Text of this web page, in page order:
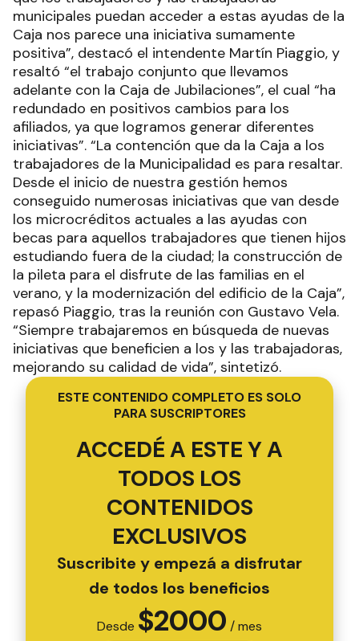
municipales puedan acceder a estas ayudas de la
Caja nos parece una iniciativa sumamente
positiva”, destacó el intendente Martín Piaggio, y
resaltó “el trabajo conjunto que llevamos
adelante con la Caja de Jubilaciones”, el cual “ha
redundado en positivos cambios para los
afiliados, ya que logramos generar diferentes
iniciativas”. “La contención que da la Caja a los
trabajadores de la Municipalidad es para resaltar.
Desde el inicio de nuestra gestión hemos
conseguido numerosas iniciativas que van desde
los microcréditos actuales a las ayudas con
becas para aquellos trabajadores que tienen hijos
estudiando fuera de la ciudad; la construcción de
la pileta para el disfrute de las familias en el
verano, y la modernización del edificio de la Caja”,
repasó Piaggio, tras la reunión con Gustavo Vela.
“Siempre trabajaremos en búsqueda de nuevas
iniciativas que beneficien a los y las trabajadoras,
mejorando su calidad de vida”, sintetizó.
ESTE CONTENIDO COMPLETO ES SOLO
PARA SUSCRIPTORES
ACCEDÉ A ESTE Y A
TODOS LOS
CONTENIDOS
EXCLUSIVOS
Suscribite y empezá a disfrutar
de todos los beneficios
Desde $2000 / mes